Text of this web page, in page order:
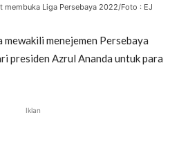
membuka Liga Persebaya 2022/Foto : EJ
mewakili menejemen Persebaya
presiden Azrul Ananda untuk para
Iklan